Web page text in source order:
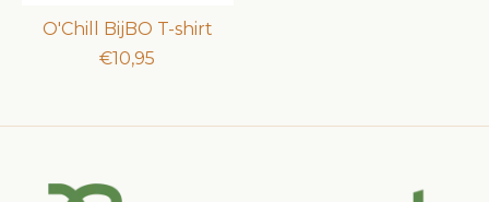
O'Chill BijBO T-shirt
€10,95